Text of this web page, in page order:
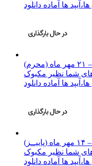
های شما نظیر مکبوک
های شما نظیر مکبوک